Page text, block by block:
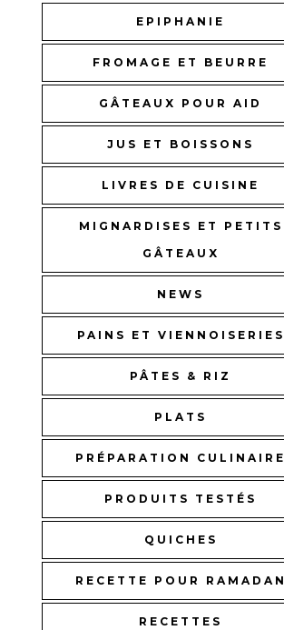
EPIPHANIE
FROMAGE ET BEURRE
GÂTEAUX POUR AID
JUS ET BOISSONS
LIVRES DE CUISINE
MIGNARDISES ET PETITS
GÂTEAUX
NEWS
PAINS ET VIENNOISERIES
PÂTES & RIZ
PLATS
PRÉPARATION CULINAIRE
PRODUITS TESTÉS
QUICHES
RECETTE POUR RAMADAN
RECETTES